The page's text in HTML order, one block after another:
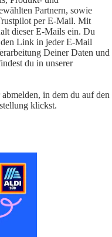
Partnern, sowie
per E-Mail. Mit
dieser E-Mails ein. Du
Link in jeder E-Mail
Deiner Daten und
du in unserer
in dem du auf den
klickst.